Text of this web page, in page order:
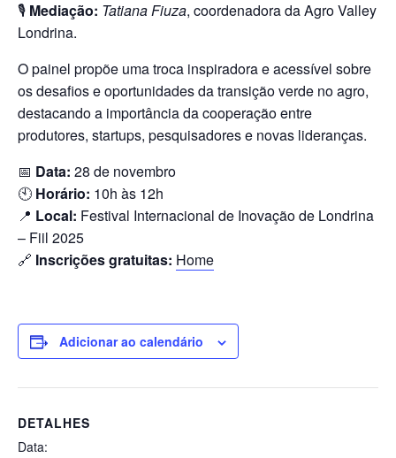
🎙️ Mediação: Tatiana Fiuza, coordenadora da Agro Valley
Londrina.
O painel propõe uma troca inspiradora e acessível sobre
os desafios e oportunidades da transição verde no agro,
destacando a importância da cooperação entre
produtores, startups, pesquisadores e novas lideranças.
📅 Data: 28 de novembro
🕙 Horário: 10h às 12h
📍 Local: Festival Internacional de Inovação de Londrina
– Fiil 2025
🔗 Inscrições gratuitas: Home
Adicionar ao calendário
DETALHES
Data: